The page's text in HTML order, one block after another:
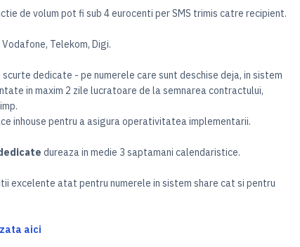
de volum pot fi sub 4 eurocenti per SMS trimis catre recipient.
Telekom, Digi.
scurte dedicate - pe numerele care sunt deschise deja, in sistem
in maxim 2 zile lucratoare de la semnarea contractului,
inhouse pentru a asigura operativitatea implementarii.
dureaza in medie 3 saptamani calendaristice.
excelente atat pentru numerele in sistem share cat si pentru
aici